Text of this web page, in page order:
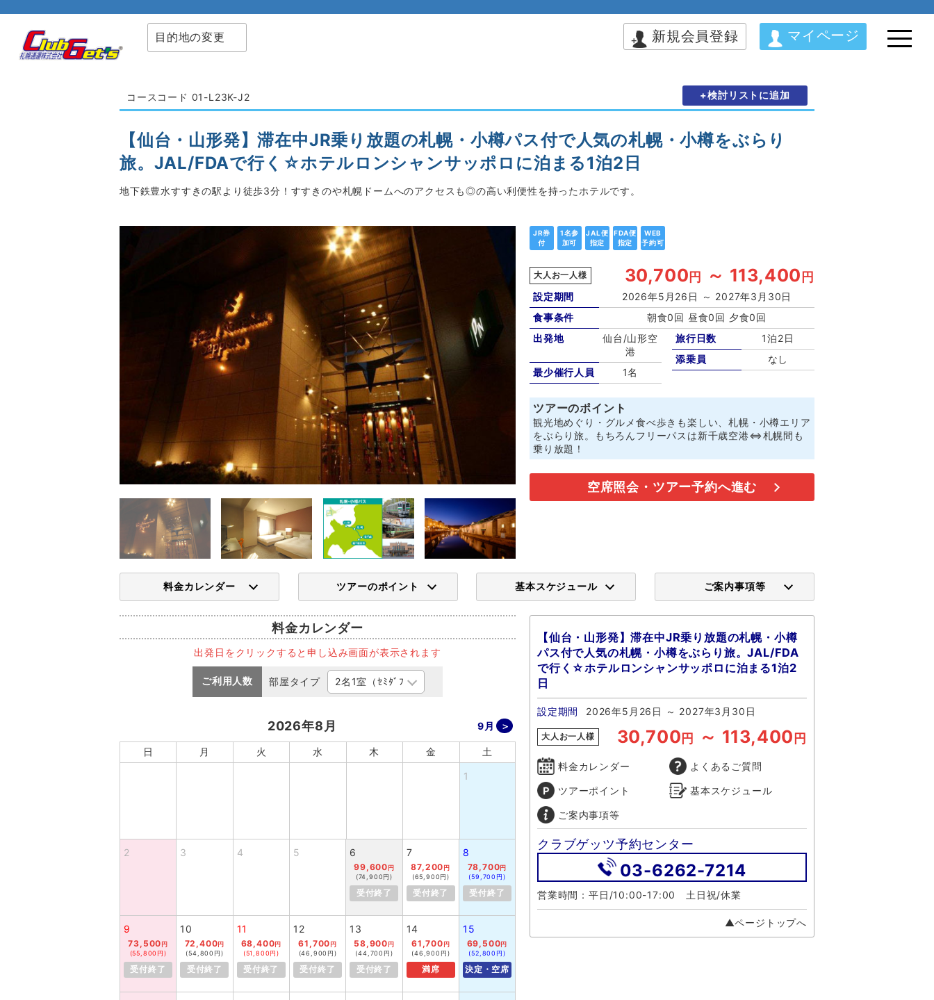
目的地の変更 新規会員登録 マイページ
コースコード 01-L23K-J2 +検討リストに追加
【仙台・山形発】滞在中JR乗り放題の札幌・小樽パス付で人気の札幌・小樽をぶらり
旅。JAL/FDAで行く☆ホテルロンシャンサッポロに泊まる1泊2日
地下鉄豊水すすきの駅より徒歩3分！すすきのや札幌ドームへのアクセスも◎の高い利便性を持ったホテルです。
JR券
付
1名参
加可
JAL便
指定
FDA便
指定
WEB
予約可
大人お一人様 30,700 円 ～ 113,400 円
設定期間
2026年5月26日 ～ 2027年3月30日
食事条件
朝食0回 昼食0回 夕食0回
出発地
仙台/山形空
港
最少催行人員
1名
旅行日数
1泊2日
添乗員
なし
ツアーのポイント
観光地めぐり・グルメ食べ歩きも楽しい、札幌・小樽エリア
をぶらり旅。もちろんフリーパスは新千歳空港⇔札幌間も
乗り放題！
空席照会・ツアー予約へ進む
料金カレンダー ツアーのポイント 基本スケジュール ご案内事項等
料金カレンダー
出発日をクリックすると申し込み画面が表示されます
ご利用人数 部屋タイプ
2026年8月 9月
日 月 火 水 木 金 土
1
2 3 4 5 6
99,600 円
(74,900円)
受付終了
7
87,200 円
(65,900円)
受付終了
8
78,700円
(59,700円)
受付終了
9
73,500 円
(55,800円)
受付終了
10
72,400円
(54,800円)
受付終了
11
68,400円
(51,800円)
受付終了
12
61,700 円
(46,900円)
受付終了
13
58,900 円
(44,700円)
受付終了
14
61,700 円
(46,900円)
満席
15
69,500円
(52,800円)
決定・空席
【仙台・山形発】滞在中JR乗り放題の札幌・小樽
パス付で人気の札幌・小樽をぶらり旅。JAL/FDA
で行く☆ホテルロンシャンサッポロに泊まる1泊2
日
設定期間 2026年5月26日 ～ 2027年3月30日
大人お一人様 30,700 円 ～ 113,400 円
料金カレンダー よくあるご質問
ツアーポイント 基本スケジュール
ご案内事項等
クラブゲッツ予約センター
03-6262-7214
営業時間：平日/10:00-17:00 土日祝/休業
▲ページトップへ